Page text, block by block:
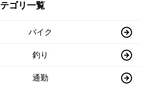
ゴリ一覧
バイク
釣り
通勤